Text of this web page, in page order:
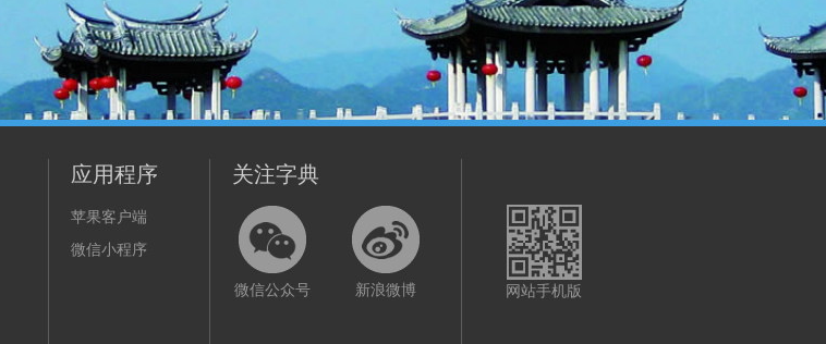
应用程序
苹果客户端
微信小程序
关注字典
微信公众号 新浪微博 网站手机版